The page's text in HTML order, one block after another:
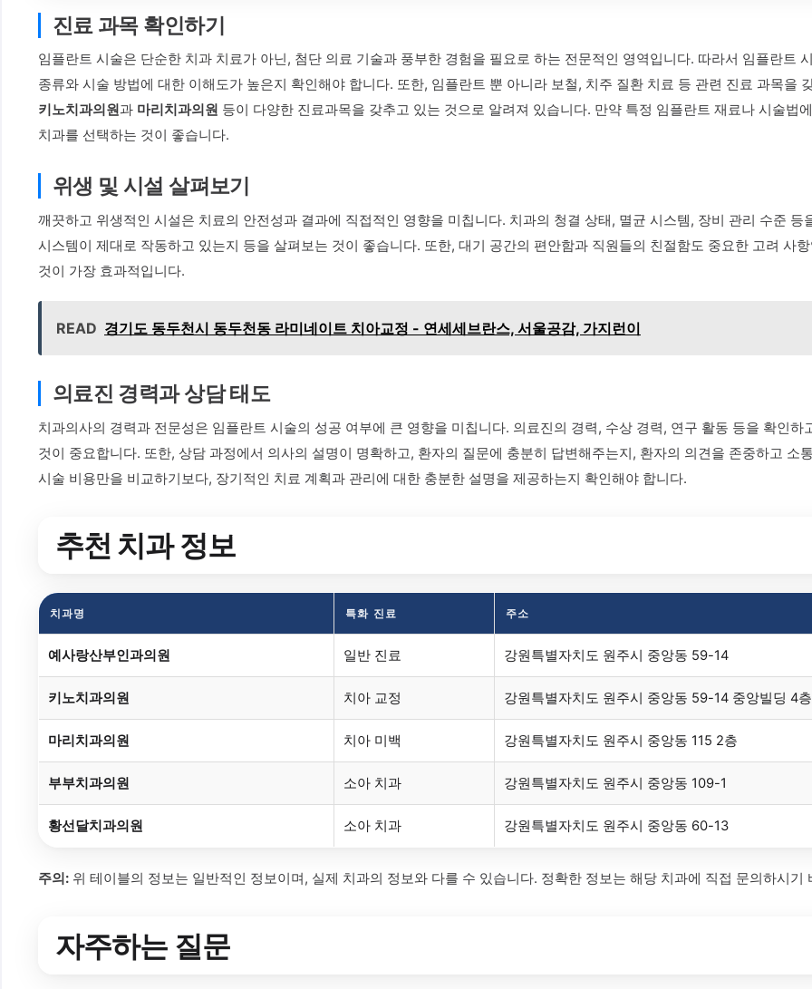
진료 과목 확인하기
임플란트 시술은 단순한 치과 치료가 아닌, 첨단 의료 기술과 풍부한 경험을 필요로 하는 전문적인 영역입니다. 따라서 임플란트
종류와 시술 방법에 대한 이해도가 높은지 확인해야 합니다. 또한, 임플란트 뿐 아니라 보철, 치주 질환 치료 등 관련 진료 과목을
키노치과의원과 마리치과의원 등이 다양한 진료과목을 갖추고 있는 것으로 알려져 있습니다. 만약 특정 임플란트 재료나 시술법
치과를 선택하는 것이 좋습니다.
위생 및 시설 살펴보기
깨끗하고 위생적인 시설은 치료의 안전성과 결과에 직접적인 영향을 미칩니다. 치과의 청결 상태, 멸균 시스템, 장비 관리 수준
시스템이 제대로 작동하고 있는지 등을 살펴보는 것이 좋습니다. 또한, 대기 공간의 편안함과 직원들의 친절함도 중요한 고려 사
것이 가장 효과적입니다.
READ 경기도 동두천시 동두천동 라미네이트 치아교정 - 연세세브란스, 서울공감, 가지런이
의료진 경력과 상담 태도
치과의사의 경력과 전문성은 임플란트 시술의 성공 여부에 큰 영향을 미칩니다. 의료진의 경력, 수상 경력, 연구 활동 등을 확인
것이 중요합니다. 또한, 상담 과정에서 의사의 설명이 명확하고, 환자의 질문에 충분히 답변해주는지, 환자의 의견을 존중하고 소
시술 비용만을 비교하기보다, 장기적인 치료 계획과 관리에 대한 충분한 설명을 제공하는지 확인해야 합니다.
추천 치과 정보
치과명 특화 진료 주소
예사랑산부인과의원 일반 진료 강원특별자치도 원주시 중앙동 59-14
키노치과의원 치아 교정 강원특별자치도 원주시 중앙동 59-14 중앙빌딩 4층
마리치과의원 치아 미백 강원특별자치도 원주시 중앙동 115 2층
부부치과의원 소아 치과 강원특별자치도 원주시 중앙동 109-1
황선달치과의원 소아 치과 강원특별자치도 원주시 중앙동 60-13
주의: 위 테이블의 정보는 일반적인 정보이며, 실제 치과의 정보와 다를 수 있습니다. 정확한 정보는 해당 치과에 직접 문의하시기
자주하는 질문